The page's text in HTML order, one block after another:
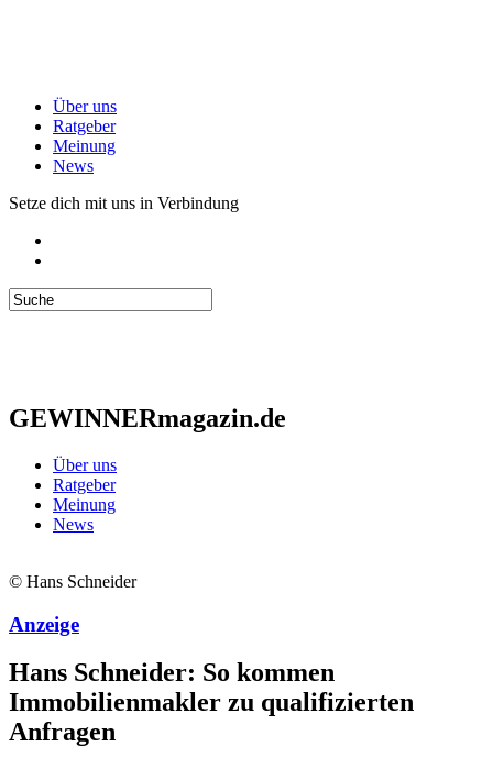
Über uns
Ratgeber
Meinung
News
Setze dich mit uns in Verbindung
GEWINNERmagazin.de
Über uns
Ratgeber
Meinung
News
© Hans Schneider
Anzeige
Hans Schneider: So kommen
Immobilienmakler zu qualifizierten
Anfragen